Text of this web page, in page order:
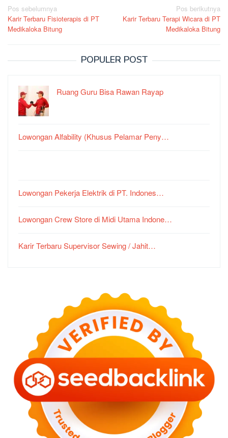
Navigasi
pos
Pos sebelumnya
Karir Terbaru Fisioterapis di PT
Medikaloka Bitung
Pos berikutnya
Karir Terbaru Terapi Wicara di PT
Medikaloka Bitung
POPULER POST
Ruang Guru Bisa Rawan Rayap
Lowongan Alfability (Khusus Pelamar Peny…
Lowongan Pekerja Elektrik di PT. Indones…
Lowongan Crew Store di Midi Utama Indone…
Karir Terbaru Supervisor Sewing / Jahit…